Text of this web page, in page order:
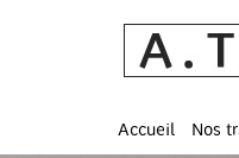
Accueil Nos